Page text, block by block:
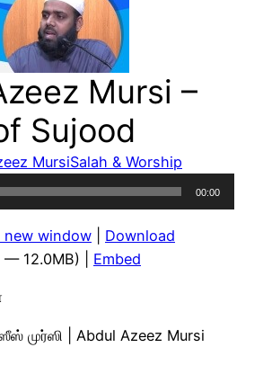
Mursi –
Sujood
MursiSalah & Worship
00:00
new window
Download
— 12.0MB) | Embed
முர்ஸி | Abdul Azeez Mursi